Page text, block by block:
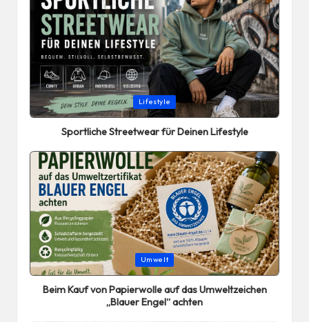
Posted
in
Lifestyle
Sportliche Streetwear für Deinen Lifestyle
Posted
in
Umwelt
Beim Kauf von Papierwolle auf das Umweltzeichen
„Blauer Engel“ achten